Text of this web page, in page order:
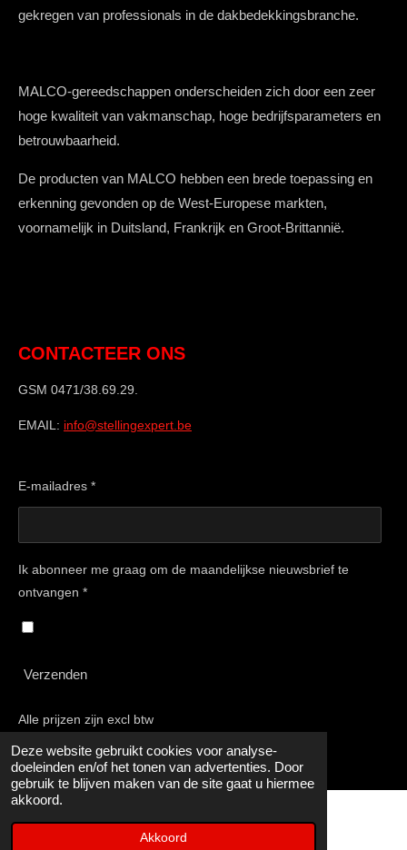
Deze website gebruikt cookies voor analyse-
doeleinden en/of het tonen van advertenties. Door
gebruik te blijven maken van de site gaat u hiermee
akkoord.
Akkoord
gekregen van professionals in de dakbedekkingsbranche.
MALCO-gereedschappen onderscheiden zich door een zeer
hoge kwaliteit van vakmanschap, hoge bedrijfsparameters en
betrouwbaarheid.
De producten van MALCO hebben een brede toepassing en
erkenning gevonden op de West-Europese markten,
voornamelijk in Duitsland, Frankrijk en Groot-Brittannië.
CONTACTEER ONS
GSM 0471/38.69.29.
EMAIL: info@stellingexpert.be
E-mailadres *
Ik abonneer me graag om de maandelijkse nieuwsbrief te
ontvangen *
Verzenden
Alle prijzen zijn excl btw